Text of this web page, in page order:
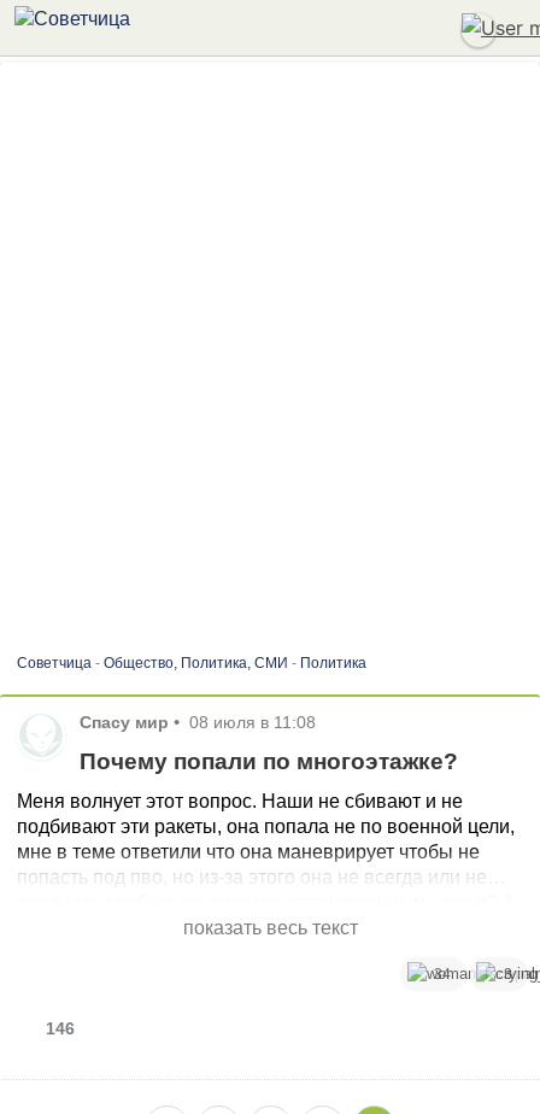
Советчица- Общество, Политика, СМИ - Политика
Спасу мир • 08 июля в 11:08
Почему попали по многоэтажке?
Меня волнует этот вопрос. Наши не сбивают и не
подбивают эти ракеты, она попала не по военной цели,
мне в теме ответили что она маневрирует чтобы не
попасть под пво, но из-за этого она не всегда или не
в чём тогда смысл? Напугать? Извините если сумбур
показать весь текст
34 3
146